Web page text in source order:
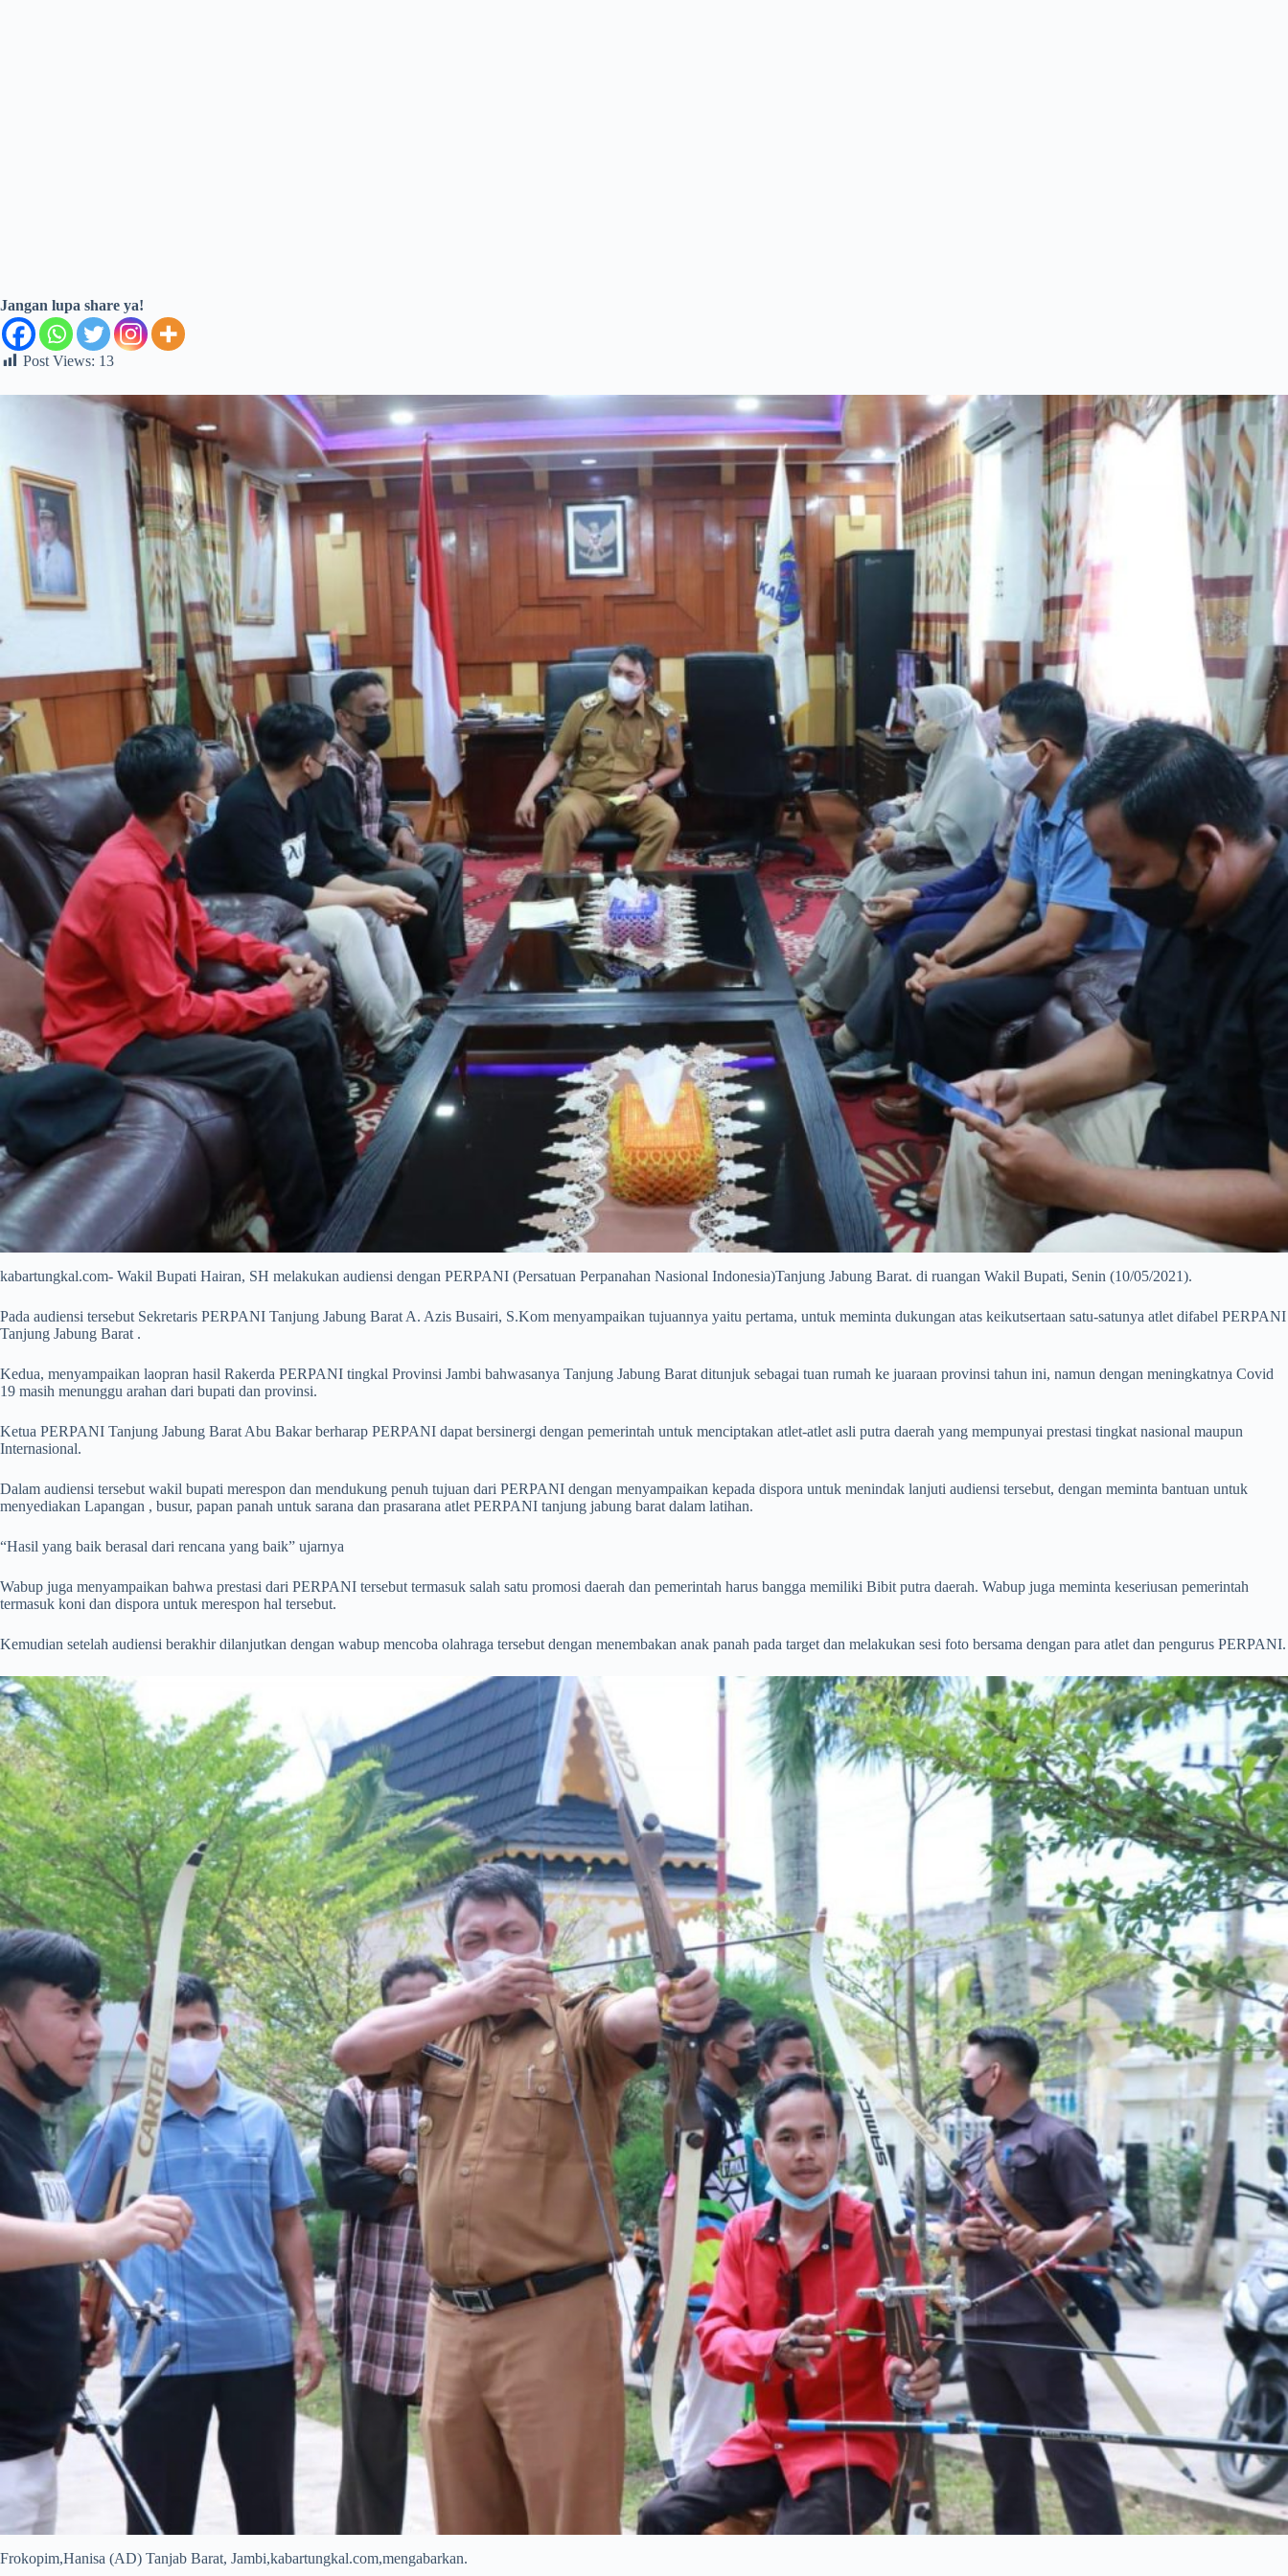
Jangan lupa share ya!
Post Views: 13
kabartungkal.com- Wakil Bupati Hairan, SH melakukan audiensi dengan PERPANI (Persatuan Perpanahan Nasional Indonesia)Tanjung Jabung Barat. di ruangan Wakil Bupati, Senin (10/05/2021).
Pada audiensi tersebut Sekretaris PERPANI Tanjung Jabung Barat A. Azis Busairi, S.Kom menyampaikan tujuannya yaitu pertama, untuk meminta dukungan atas keikutsertaan satu-satunya atlet difabel PERPANI
Tanjung Jabung Barat .
Kedua, menyampaikan laopran hasil Rakerda PERPANI tingkal Provinsi Jambi bahwasanya Tanjung Jabung Barat ditunjuk sebagai tuan rumah ke juaraan provinsi tahun ini, namun dengan meningkatnya Covid
19 masih menunggu arahan dari bupati dan provinsi.
Ketua PERPANI Tanjung Jabung Barat Abu Bakar berharap PERPANI dapat bersinergi dengan pemerintah untuk menciptakan atlet-atlet asli putra daerah yang mempunyai prestasi tingkat nasional maupun
Internasional.
Dalam audiensi tersebut wakil bupati merespon dan mendukung penuh tujuan dari PERPANI dengan menyampaikan kepada dispora untuk menindak lanjuti audiensi tersebut, dengan meminta bantuan untuk
menyediakan Lapangan , busur, papan panah untuk sarana dan prasarana atlet PERPANI tanjung jabung barat dalam latihan.
“Hasil yang baik berasal dari rencana yang baik” ujarnya
Wabup juga menyampaikan bahwa prestasi dari PERPANI tersebut termasuk salah satu promosi daerah dan pemerintah harus bangga memiliki Bibit putra daerah. Wabup juga meminta keseriusan pemerintah
termasuk koni dan dispora untuk merespon hal tersebut.
Kemudian setelah audiensi berakhir dilanjutkan dengan wabup mencoba olahraga tersebut dengan menembakan anak panah pada target dan melakukan sesi foto bersama dengan para atlet dan pengurus PERPANI.
Frokopim,Hanisa (AD) Tanjab Barat, Jambi,kabartungkal.com,mengabarkan.